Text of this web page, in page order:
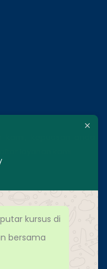
kepuasan anda
layanan kami
kursus di
bersama